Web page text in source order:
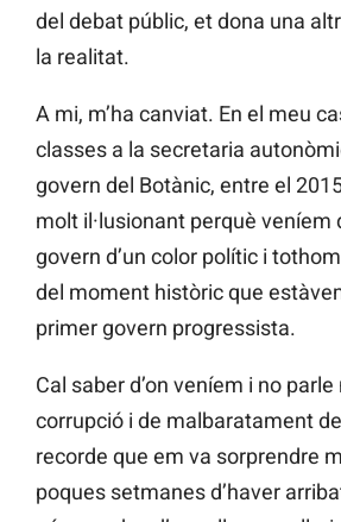
del debat públic, et dona una
la realitat.
A mi, m’ha canviat. En el meu
classes a la secretaria
govern del Botànic, entre el
molt il·lusionant perquè veníem
govern d’un color polític i
del moment històric que
primer govern progressista.
Cal saber d’on veníem i no
corrupció i de malbaratament
recorde que em va sorprendre
poques setmanes d’haver